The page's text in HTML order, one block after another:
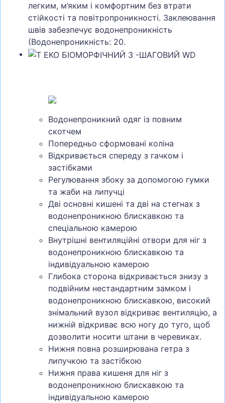
легким, м’яким і комфортним без втрати
стійкості та повітропроникності. Заклеювання
швів забезпечує водонепроникність
(Водонепроникність: 20.
Водонепроникний одяг із повним
скотчем
Попередньо сформовані коліна
Відкривається спереду з гачком і
застібками
Регулювання збоку за допомогою гумки
та жаби на липучці
Дві основні кишені та дві на стегнах з
водонепроникною блискавкою та
спеціальною камерою
Внутрішні вентиляційні отвори для ніг з
водонепроникною блискавкою та
індивідуальною камерою
Глибока сторона відкривається знизу з
подвійним нестандартним замком і
водонепроникною блискавкою, високий
знімальний вузол відкриває вентиляцію, а
нижній відкриває всю ногу до туго, щоб
дозволити носити штани в черевиках.
Нижня повна розширювана гетра з
липучкою та застібкою
Нижня права кишеня для ніг з
водонепроникною блискавкою та
індивідуальною камерою